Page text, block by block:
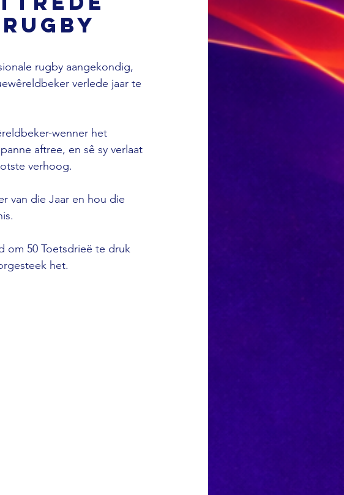
rugby aangekondig,
verlede jaar te
wenner het
aftree, en sê sy verlaat
verhoog.
van die Jaar en hou die
om 50 Toetsdrieë te druk
het.